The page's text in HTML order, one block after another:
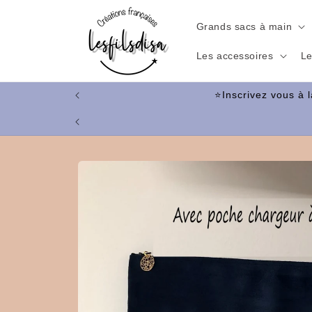
Grands sacs à main
Les accessoires
Passer aux